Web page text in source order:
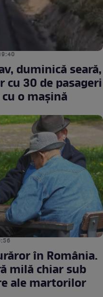
duminică seară,
cu 30 de pasageri
o mașină
în România.
milă chiar sub
ale martorilor